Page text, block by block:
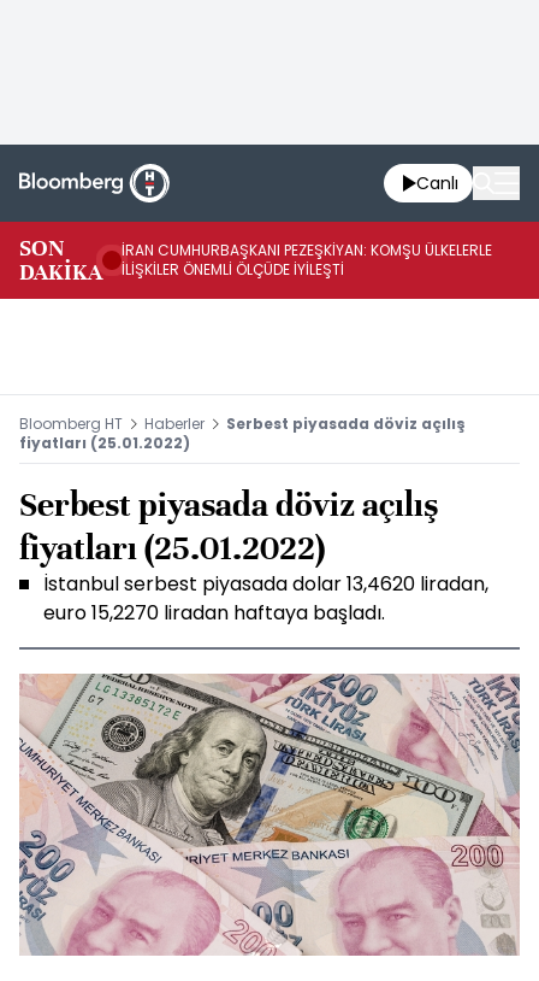
Canlı
SON
DAKİKA
İRAN CUMHURBAŞKANI PEZEŞKİYAN: KOMŞU ÜLKELERLE
İLİŞKİLER ÖNEMLİ ÖLÇÜDE İYİLEŞTİ
Bloomberg HT Haberler
Serbest piyasada döviz açılış
fiyatları (25.01.2022)
Serbest piyasada döviz açılış
fiyatları (25.01.2022)
İstanbul serbest piyasada dolar 13,4620 liradan,
euro 15,2270 liradan haftaya başladı.